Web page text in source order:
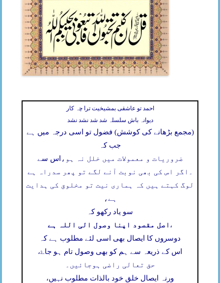
احمد تو عاشقی بمشیخیت ترا چہ کار
دیوانہ باش سلسلہ شد شد نشد نشد
(مجمع بڑھانے کی کوشش) فضول تو اسی درجہ میں ہے
جب کہ
اس سے ضروریات و معمولات میں خلل نہ ہو،
اگر اس کی بھی نوبت آنے لگے تو پھر سدراہ ہے ۔
لوگ کہتے ہیں کہ ہماری نیت تو مخلوق کی ہدایت
ہے،
سو یاد رکھو کہ
اصل مقصود اپنا وصول الی اللہ ہے ،
دوسروں کا ایصال بھی اسی لئے مطلوب ہے کہ
اس کے ذریعہ سے ہم کو بھی وصول تام ہو جاۓ،
حق تعالی راضی ہوجائیں۔
ورنہ ایصال خلق خود بالذات مطلوب نہیں،